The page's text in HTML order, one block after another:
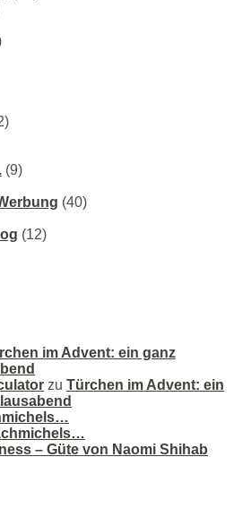
(9)
(40)
(12)
im Advent: ein ganz
zu Türchen im Advent: ein
– Güte von Naomi Shihab